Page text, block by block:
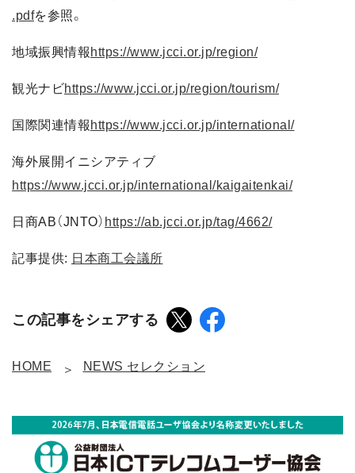
.pdfを参照。
地域振興情報 https://www.jcci.or.jp/region/
観光ナビhttps://www.jcci.or.jp/region/tourism/
国際関連情報 https://www.jcci.or.jp/international/
海外展開イニシアティブ
https://www.jcci.or.jp/international/kaigaitenkai/
日商AB（JNTO） https://ab.jcci.or.jp/tag/4662/
記事提供: 日本商工会議所
この記事をシェアする
HOME NEWS セレクション